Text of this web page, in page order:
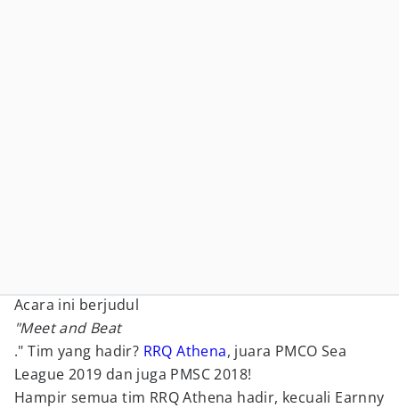
Acara ini berjudul
"Meet and Beat
." Tim yang hadir? RRQ Athena, juara PMCO Sea
League 2019 dan juga PMSC 2018!
Hampir semua tim RRQ Athena hadir, kecuali Earnny